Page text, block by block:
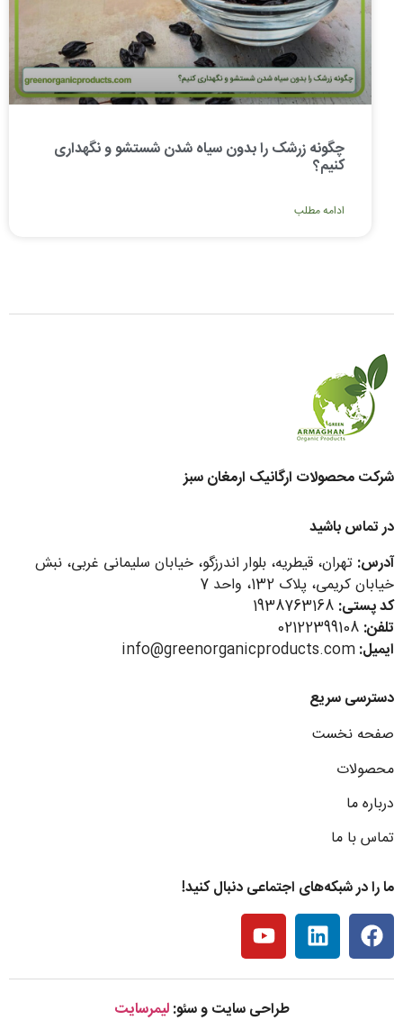
چگونه زرشک را بدون سیاه شدن شستشو و نگهداری
کنیم؟
ادامه مطلب
شرکت محصولات ارگانیک ارمغان سبز
در تماس باشید
آدرس: تهران، قیطریه، بلوار اندرزگو، خیابان سلیمانی غربی، نبش
خیابان کریمی، پلاک 132، واحد 7
کد پستی:
تلفن:
ایمیل:info@greenorganicproducts.com
دسترسی سریع
صفحه نخست
محصولات
درباره ما
تماس با ما
ما را در شبکه‌های اجتماعی دنبال کنید!
طراحی سایت و سئو:لیمرسایت